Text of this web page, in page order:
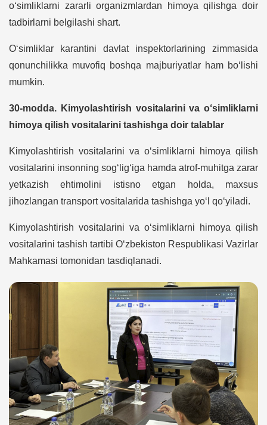
o‘simliklarni zararli organizmlardan himoya qilishga doir
tadbirlarni belgilashi shart.
O‘simliklar karantini davlat inspektorlarining zimmasida
qonunchilikka muvofiq boshqa majburiyatlar ham bo‘lishi
mumkin.
30-modda. Kimyolashtirish vositalarini va o‘simliklarni
himoya qilish vositalarini tashishga doir talablar
Kimyolashtirish vositalarini va o‘simliklarni himoya qilish
vositalarini insonning sog‘lig‘iga hamda atrof-muhitga zarar
yetkazish ehtimolini istisno etgan holda, maxsus
jihozlangan transport vositalarida tashishga yo‘l qo‘yiladi.
Kimyolashtirish vositalarini va o‘simliklarni himoya qilish
vositalarini tashish tartibi O‘zbekiston Respublikasi Vazirlar
Mahkamasi tomonidan tasdiqlanadi.